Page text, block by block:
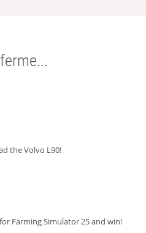
the Volvo L90!
Farming Simulator 25 and win!